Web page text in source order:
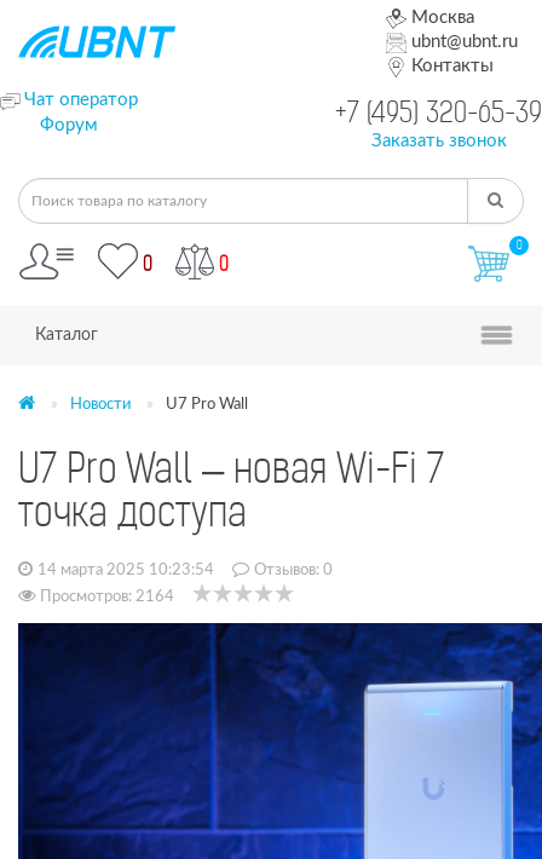
Москва
ubnt@ubnt.ru
Контакты
Чат оператор
Форум
+7 (495) 320-65-39
Заказать звонок
0 0
0
Каталог
Новости U7 Pro Wall
U7 Pro Wall – новая Wi-Fi 7
точка доступа
14 марта 2025 10:23:54 Отзывов: 0
Просмотров: 2164